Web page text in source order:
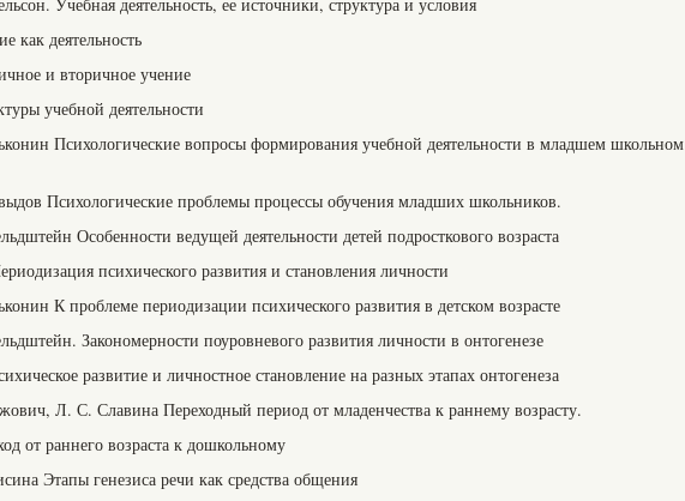
как деятельность
и вторичное учение
учебной деятельности
Психологические вопросы формирования учебной деятельности в младшем школьном
Психологические проблемы процессы обучения младших школьников.
Особенности ведущей деятельности детей подросткового возраста
психического развития и становления личности
К проблеме периодизации психического развития в детском возрасте
Закономерности поуровневого развития личности в онтогенезе
развитие и личностное становление на разных этапах онтогенеза
Л. С. Славина Переходный период от младенчества к раннему возрасту.
от раннего возраста к дошкольному
Этапы генезиса речи как средства общения